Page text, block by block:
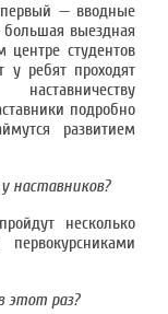
— вводные
большая выездная
центре студентов
у ребят проходят
подробно
развитием
наставников?
несколько
этот раз?